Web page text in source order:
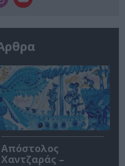
Απόστολος
Χαντζαράς –